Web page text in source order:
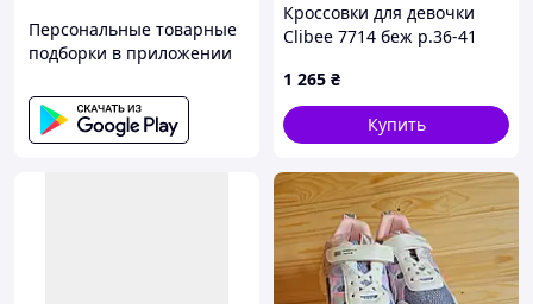
Персональные товарные
подборки в приложении
Кроссовки для девочки
Clibee 7714 беж р.36-41
1 265 ₴
Купить